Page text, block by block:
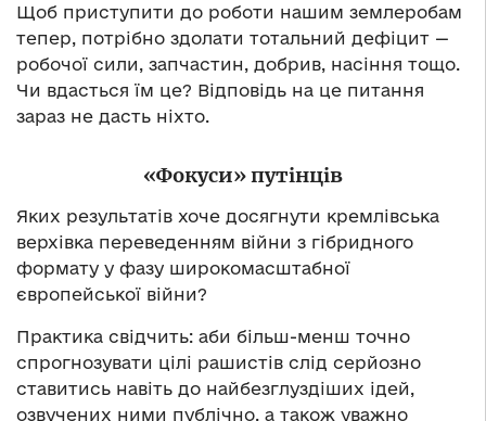
Щоб приступити до роботи нашим землеробам
тепер, потрібно здолати тотальний дефіцит —
робочої сили, запчастин, добрив, насіння тощо.
Чи вдасться їм це? Відповідь на це питання
зараз не дасть ніхто.
«Фокуси» путінців
Яких результатів хоче досягнути кремлівська
верхівка переведенням війни з гібридного
формату у фазу широкомасштабної
європейської війни?
Практика свідчить: аби більш-менш точно
спрогнозувати цілі рашистів слід серйозно
ставитись навіть до найбезглуздіших ідей,
озвучених ними публічно, а також уважно